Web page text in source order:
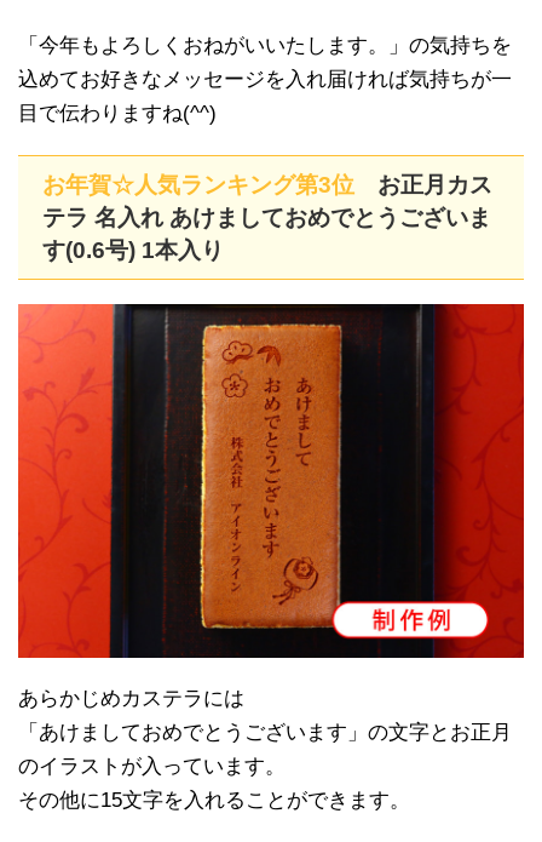
「今年もよろしくおねがいいたします。」の気持ちを
込めてお好きなメッセージを入れ届ければ気持ちが一
目で伝わりますね(^^)
お年賀☆人気ランキング第3位 お正月カス
テラ 名入れ あけましておめでとうございま
す(0.6号) 1本入り
あらかじめカステラには
「あけましておめでとうございます」の文字とお正月
のイラストが入っています。
その他に15文字を入れることができます。